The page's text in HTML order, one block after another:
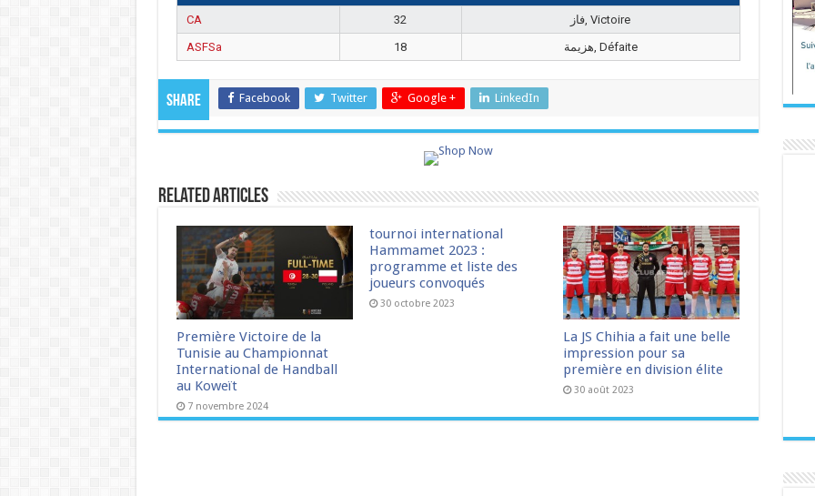
CA 32
فاز, Victoire
ASFSa
18 هزيمة, Défaite
Share Facebook Twitter Google + LinkedIn
Related Articles
Première Victoire de la
Tunisie au Championnat
International de Handball
au Koweït
7 novembre 2024
tournoi international
Hammamet 2023 :
programme et liste des
joueurs convoqués
30 octobre 2023
La JS Chihia a fait une belle
impression pour sa
première en division élite
30 août 2023